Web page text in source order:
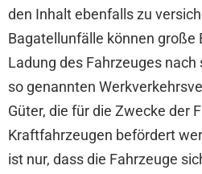
den Inhalt ebenfalls zu
Bagatellunfälle können große
Ladung des Fahrzeuges
so genannten
Güter, die für die Zwecke der
Kraftfahrzeugen befördert
ist nur, dass die Fahrzeuge